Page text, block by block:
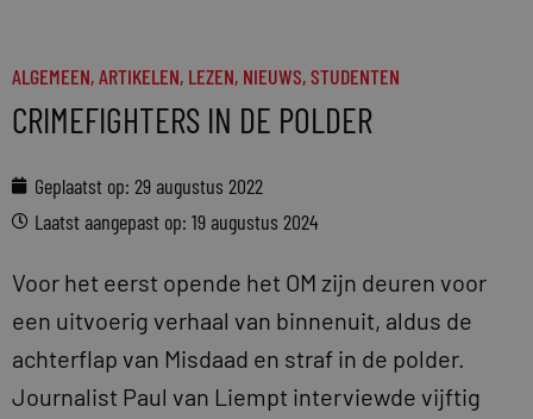
ALGEMEEN,ARTIKELEN, LEZEN, NIEUWS,STUDENTEN
CRIMEFIGHTERS IN DE POLDER
Geplaatst op: 29 augustus 2022
Laatst aangepast op: 19 augustus 2024
Voor het eerst opende het OM zijn deuren voor
een uitvoerig verhaal van binnenuit, aldus de
achterflap van Misdaad en straf in de polder.
Journalist Paul van Liempt interviewde vijftig